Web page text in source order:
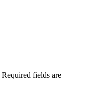
Required fields are